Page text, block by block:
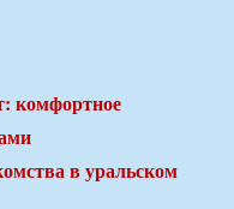
комфортное
в уральском